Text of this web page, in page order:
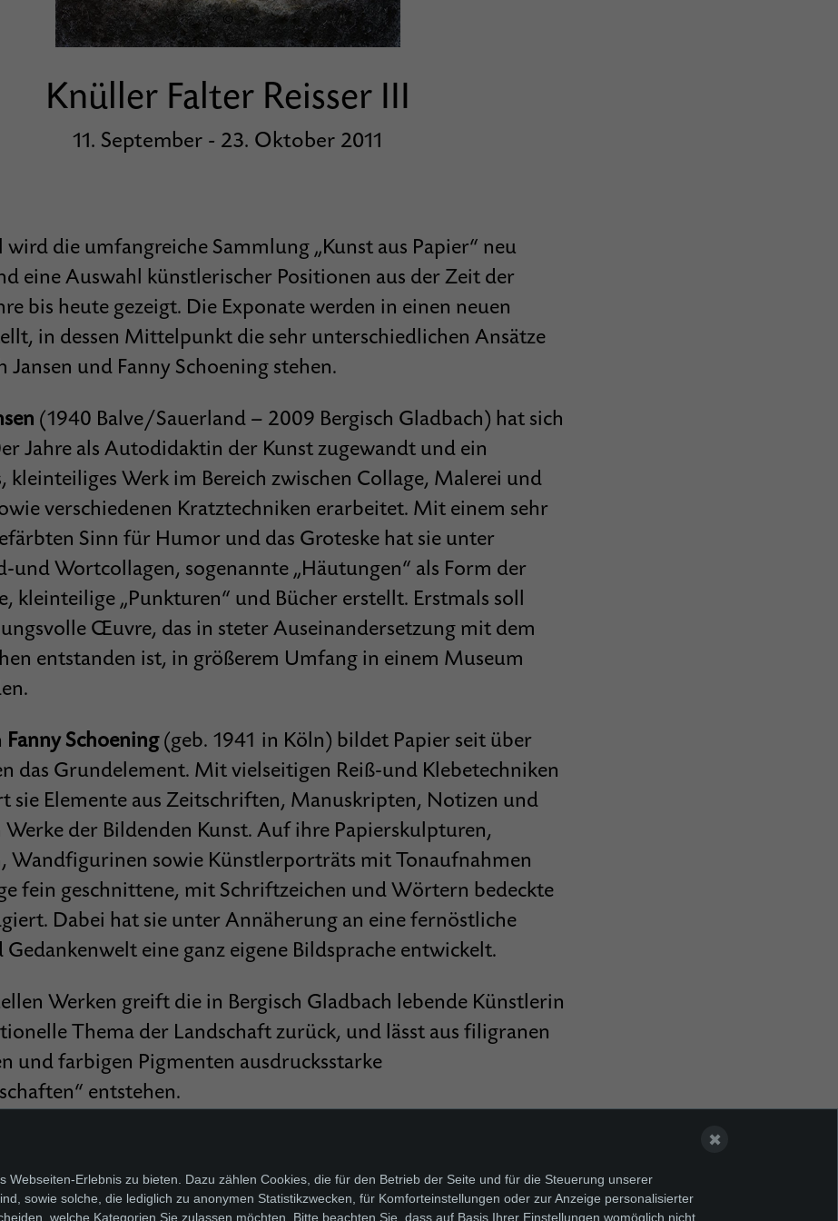
©
Knüller Falter Reisser III
11. September - 23. Oktober 2011
die umfangreiche Sammlung „Kunst aus Papier“ neu
eine Auswahl künstlerischer Positionen aus der Zeit der
bis heute gezeigt. Die Exponate wer­den in einen neuen
in dessen Mittelpunkt die sehr unterschiedlichen Ansätze
Jansen und Fanny Schoening stehen.
(1940 Balve/Sauerland – 2009 Bergisch Glad­bach) hat sich
Jahre als Autodidaktin der Kunst zugewandt und ein
kleinteiliges Werk im Bereich zwischen Collage, Malerei und
verschiedenen Kratztechniken erarbeitet. Mit einem sehr
Sinn für Humor und das Groteske hat sie unter
und Wortcollagen, sogenannte „Häutungen“ als Form der
kleinteilige „Punkturen“ und Bücher erstellt. Erstmals soll
Œuvre, das in steter Auseinandersetzung mit dem
entstanden ist, in größerem Umfang in einem Museum
Fanny Schoening(geb. 1941 in Köln) bildet Papier seit über
das Grundelement. Mit vielseitigen Reiß-und Klebetechniken
sie Elemente aus Zeitschriften, Manuskripten, Notizen und
der Bildenden Kunst. Auf ihre Papierskulpturen,
Wandfigurinen sowie Künstlerporträts mit Tonaufnahmen
fein geschnit­tene, mit Schriftzeichen und Wörtern bedeckte
Dabei hat sie unter Annäherung an eine fernöstliche
eine ganz eigene Bildsprache entwickelt.
Werken greift die in Bergisch Gladbach leben­de Künstlerin
Thema der Landschaft zurück, und lässt aus filigranen
und farbigen Pigmenten ausdrucksstarke
entstehen.
Webseiten-Erlebnis zu bieten. Dazu zählen Cookies, die für den Betrieb der Seite und für die Steuerung unserer
sowie solche, die lediglich zu anonymen Statistikzwecken, für Komforteinstellungen oder zur Anzeige personalisierter
welche Kategorien Sie zulassen möchten. Bitte beachten Sie, dass auf Basis Ihrer Einstellungen womöglich nicht
✖